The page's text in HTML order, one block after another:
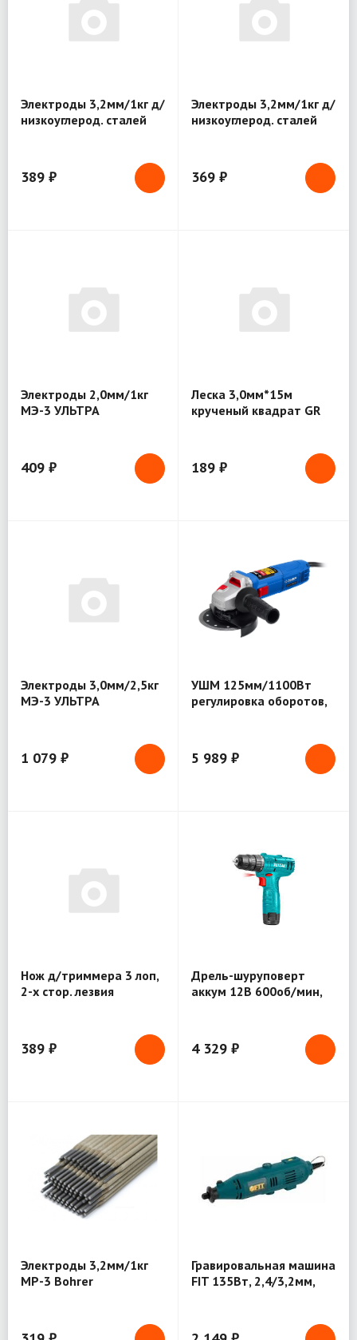
Электроды 3,2мм/1кг д/
низкоуглерод. сталей
389 ₽
Электроды 3,2мм/1кг д/
низкоуглерод. сталей
369 ₽
Электроды 2,0мм/1кг
МЭ-3 УЛЬТРА
409 ₽
Леска 3,0мм*15м
крученый квадрат GR
189 ₽
Электроды 3,0мм/2,5кг
МЭ-3 УЛЬТРА
1 079 ₽
УШМ 125мм/1100Вт
регулировка оборотов,
5 989 ₽
Нож д/триммера 3 лоп,
2-х стор. лезвия
389 ₽
Дрель-шуруповерт
аккум 12В 600об/мин,
4 329 ₽
Электроды 3,2мм/1кг
МР-3 Bohrer
Гравировальная машина
FIT 135Вт, 2,4/3,2мм,